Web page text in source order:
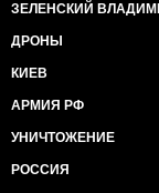
ЗЕЛЕНСКИЙ
ДРОНЫ
КИЕВ
АРМИЯ РФ
УНИЧТОЖЕНИЕ
РОССИЯ